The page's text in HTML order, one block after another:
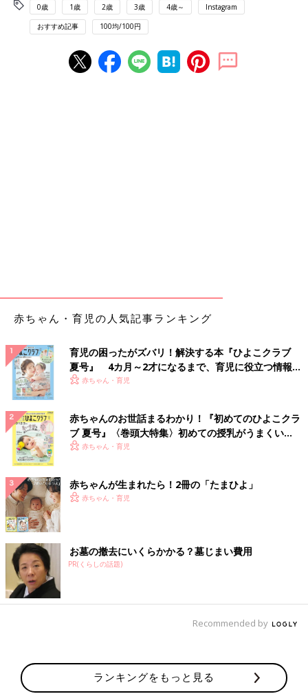
0歳 1歳 2歳 3歳 4歳～ Instagram
おすすめ記事 100均/100円
赤ちゃん・育児の人気記事ランキング
育児の困ったがズバリ！解決する本『ひよこクラブ
夏号』 4カ月～2才になるまで、育児に役立つ情報が
いっぱい！
赤ちゃん・育児
赤ちゃんのお世話まるわかり！『初めてのひよこクラ
ブ 夏号』〈巻頭大特集〉初めての授乳がうまくい
く！ おっぱい・ミルクの基本と夏のトラブル 解決テ
赤ちゃん・育児
赤ちゃんが生まれたら！2冊の「たまひよ」
赤ちゃん・育児
お墓の撤去にいくらかかる？墓じまい費用
PR(くらしの話題)
Recommended by
ランキングをもっと見る